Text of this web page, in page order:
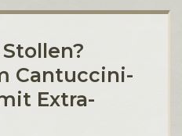
Cantuccini-
Extra-